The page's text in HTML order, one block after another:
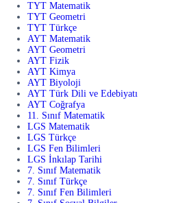
TYT Matematik
TYT Geometri
TYT Türkçe
AYT Matematik
AYT Geometri
AYT Fizik
AYT Kimya
AYT Biyoloji
AYT Türk Dili ve Edebiyatı
AYT Coğrafya
11. Sınıf Matematik
LGS Matematik
LGS Türkçe
LGS Fen Bilimleri
LGS İnkılap Tarihi
7. Sınıf Matematik
7. Sınıf Türkçe
7. Sınıf Fen Bilimleri